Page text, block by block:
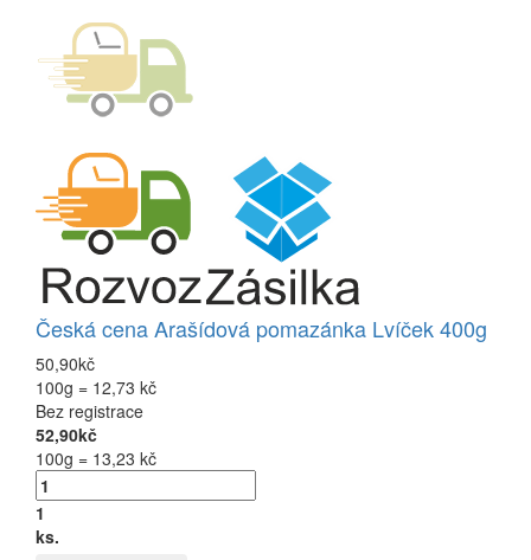
Česká cena Arašídová pomazánka Lvíček 400g
50,90kč
100g = 12,73 kč
Bez registrace
52,90kč
100g = 13,23 kč
1
ks.